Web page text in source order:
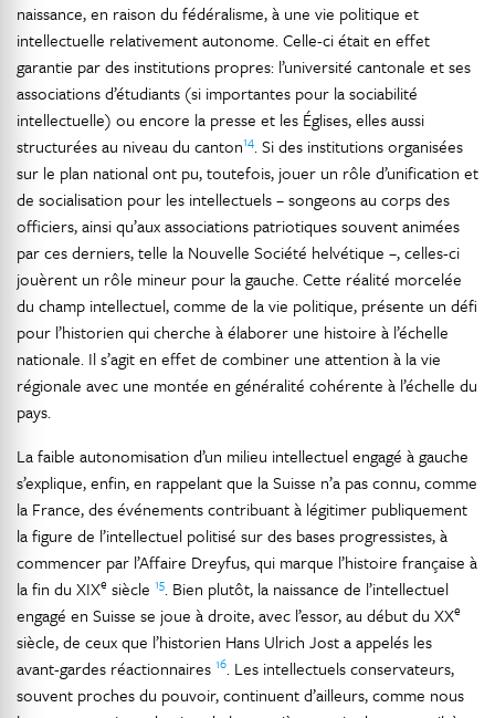
naissance, en raison du fédéralisme, à une vie politique et
intellectuelle relativement autonome. Celle-ci était en effet
garantie par des institutions propres: l’université cantonale et ses
associations d’étudiants (si importantes pour la sociabilité
intellectuelle) ou encore la presse et les Églises, elles aussi
structurées au niveau du canton14. Si des institutions organisées
sur le plan national ont pu, toutefois, jouer un rôle d’unification et
de socialisation pour les intellectuels – songeons au corps des
officiers, ainsi qu’aux associations patriotiques souvent animées
par ces derniers, telle la Nouvelle Société helvétique –, celles-ci
jouèrent un rôle mineur pour la gauche. Cette réalité morcelée
du champ intellectuel, comme de la vie politique, présente un défi
pour l’historien qui cherche à élaborer une histoire à l’échelle
nationale. Il s’agit en effet de combiner une attention à la vie
régionale avec une montée en généralité cohérente à l’échelle du
pays.
La faible autonomisation d’un milieu intellectuel engagé à gauche
s’explique, enfin, en rappelant que la Suisse n’a pas connu, comme
la France, des événements contribuant à légitimer publiquement
la figure de l’intellectuel politisé sur des bases progressistes, à
commencer par l’Affaire Dreyfus, qui marque l’histoire française à
la fin du XIXe siècle 15. Bien plutôt, la naissance de l’intellectuel
engagé en Suisse se joue à droite, avec l’essor, au début du XXe
siècle, de ceux que l’historien Hans Ulrich Jost a appelés les
avant-gardes réactionnaires 16. Les intellectuels conservateurs,
souvent proches du pouvoir, continuent d’ailleurs, comme nous